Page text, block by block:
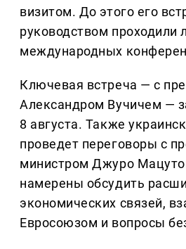
визитом. До этого его
руководством проходили
международных
Ключевая встреча — с
Александром Вучичем —
8 августа. Также
проведет переговоры с
министром Джуро
намерены обсудить
экономических связей,
Евросоюзом и вопросы